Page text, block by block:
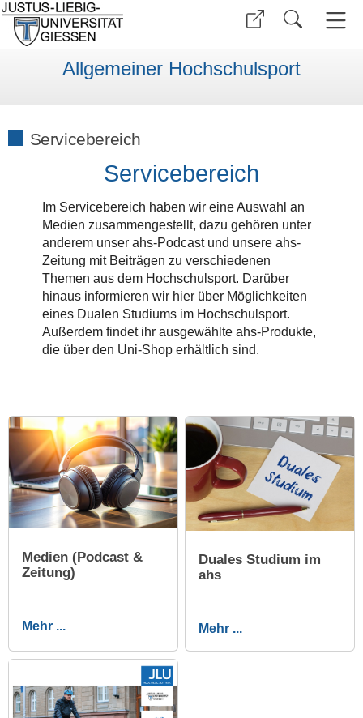
Allgemeiner Hochschulsport
Servicebereich
Servicebereich
Im Servicebereich haben wir eine Auswahl an
Medien zusammengestellt, dazu gehören unter
anderem unser ahs-Podcast und unsere ahs-
Zeitung mit Beiträgen zu verschiedenen
Themen aus dem Hochschulsport. Darüber
hinaus informieren wir hier über Möglichkeiten
eines Dualen Studiums im Hochschulsport.
Außerdem findet ihr ausgewählte ahs-Produkte,
die über den Uni-Shop erhältlich sind.
Medien (Podcast &
Zeitung)
Mehr ...
Duales Studium im
ahs
Mehr ...